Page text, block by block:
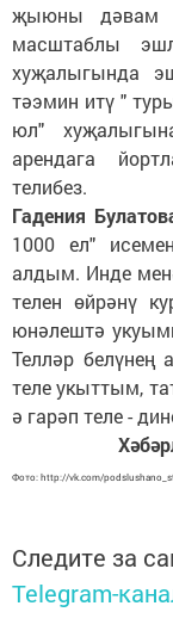
җыюны дәвам
масштаблы
хуҗалыгында
тәэмин итү "
юл"
арендага
телибез.
Гадения
1000 ел"
алдым. Инде
телен өйрәнү
юнәлештә
Телләр
теле укыттым,
ә гарәп теле -
Фото: http://vk.com/
Следите за
Telegram-